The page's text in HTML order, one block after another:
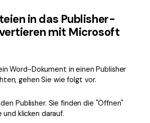
in das Publisher-
mit Microsoft
Word-Dokument in einen Publisher
gehen Sie wie folgt vor.
Publisher. Sie finden die "Öffnen"
klicken darauf.